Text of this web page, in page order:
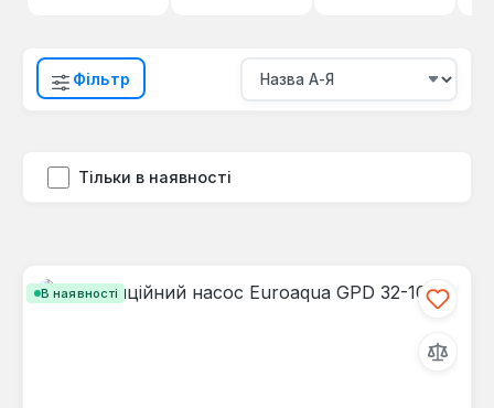
Фільтр
Тільки в наявності
В наявності